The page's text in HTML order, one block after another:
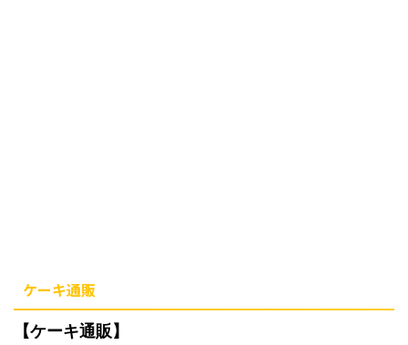
ケーキ通販
【ケーキ通販】